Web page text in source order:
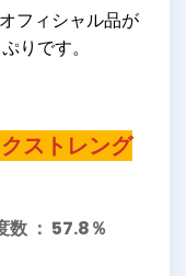
フィシャル品が
りです。
ストレング
： 57.8％